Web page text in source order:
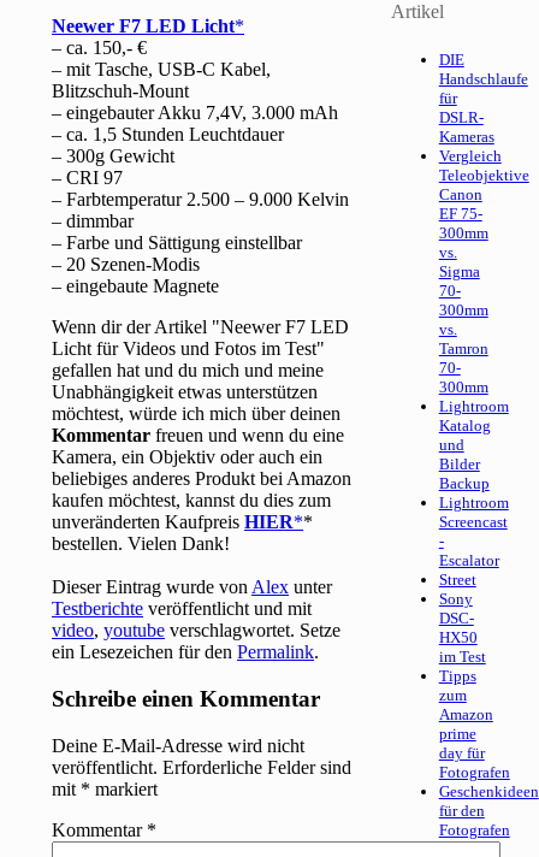
Neewer F7 LED Licht
– ca. 150,- €
– mit Tasche, USB-C Kabel,
Blitzschuh-Mount
– eingebauter Akku 7,4V, 3.000 mAh
– ca. 1,5 Stunden Leuchtdauer
– 300g Gewicht
– CRI 97
– Farbtemperatur 2.500 – 9.000 Kelvin
– dimmbar
– Farbe und Sättigung einstellbar
– 20 Szenen-Modis
– eingebaute Magnete
Wenn dir der Artikel "Neewer F7 LED
Licht für Videos und Fotos im Test"
gefallen hat und du mich und meine
Unabhängigkeit etwas unterstützen
möchtest, würde ich mich über deinen
Kommentar freuen und wenn du eine
Kamera, ein Objektiv oder auch ein
beliebiges anderes Produkt bei Amazon
kaufen möchtest, kannst du dies zum
unveränderten KaufpreisHIER *
bestellen. Vielen Dank!
Dieser Eintrag wurde von Alex unter
Testberichte veröffentlicht und mit
video,youtube verschlagwortet. Setze
ein Lesezeichen für denPermalink.
Schreibe einen Kommentar
Deine E-Mail-Adresse wird nicht
veröffentlicht. Erforderliche Felder sind
mit * markiert
Kommentar *
Artikel
DIE
Handschlaufe
für
DSLR-
Kameras
Vergleich
Teleobjektive
Canon
EF 75-
300mm
vs.
Sigma
70-
300mm
vs.
Tamron
70-
300mm
Lightroom
Katalog
und
Bilder
Backup
Lightroom
Screencast
-
Escalator
Street
Sony
DSC-
HX50
im Test
Tipps
zum
Amazon
prime
day für
Fotografen
Geschenkideen
für den
Fotografen